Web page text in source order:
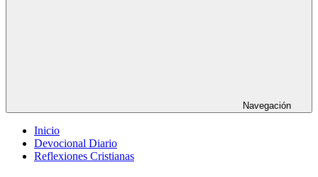
Navegación
Inicio
Devocional Diario
Reflexiones Cristianas